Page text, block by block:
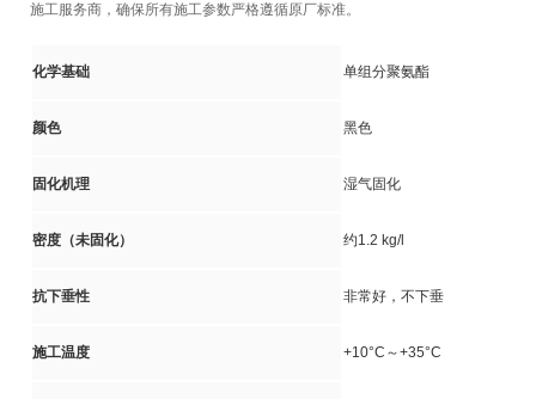
施工服务商，确保所有施工参数严格遵循原厂标准。
化学基础 单组分聚氨酯
颜色 黑色
固化机理 湿气固化
密度（未固化） 约1.2 kg/l
抗下垂性 非常好，不下垂
施工温度 +10°C～+35°C